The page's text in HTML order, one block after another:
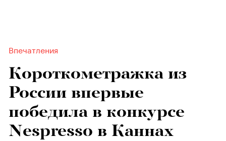
Впечатления
Короткометражка из
России впервые
победила в конкурсе
Nespresso в Каннах